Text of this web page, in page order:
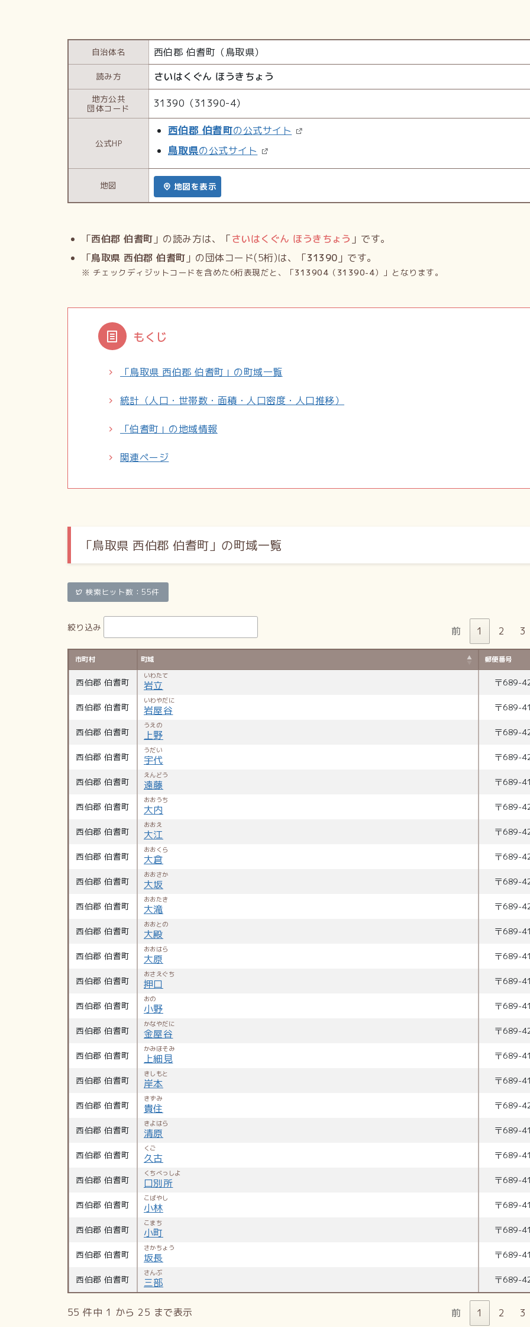
自治体名 西伯郡 伯耆町（鳥取県）
読み方 さいはくぐん ほうきちょう
地方公共
団体コード
31390（31390-4）
公式HP
西伯郡 伯耆町の公式サイト
鳥取県の公式サイト
地図 地図を表示
「西伯郡 伯耆町 」の読み方は、「さいはくぐん ほうきちょう 」です。
「鳥取県 西伯郡 伯耆町 」の団体コード(5桁)は、「31390 」です。
※ チェックディジットコードを含めた6桁表現だと、「313904 （ 31390-4）」となります。
もくじ
「鳥取県 西伯郡 伯耆町」の町域一覧
統計（人口・世帯数・面積・人口密度・人口推移）
「伯耆町」の地域情報
関連ページ
「鳥取県 西伯郡 伯耆町」の町域一覧
検索ヒット数：55件
絞り込み 前 1 2 3
市町村 町域 郵便番号
西伯郡 伯耆町
いわたて
岩立 〒689-
西伯郡 伯耆町
いわやだに
岩屋谷 〒689-
西伯郡 伯耆町
うえの
上野 〒689-
西伯郡 伯耆町
うだい
宇代 〒689-
西伯郡 伯耆町
えんどう
遠藤 〒689-
西伯郡 伯耆町
おおうち
大内 〒689-
西伯郡 伯耆町
おおえ
大江 〒689-
西伯郡 伯耆町
おおくら
大倉 〒689-
西伯郡 伯耆町
おおさか
大坂 〒689-
西伯郡 伯耆町
おおたき
大滝 〒689-
西伯郡 伯耆町
おおとの
大殿 〒689-
西伯郡 伯耆町
おおはら
大原 〒689-
西伯郡 伯耆町
おさえぐち
押口 〒689-
西伯郡 伯耆町
おの
小野 〒689-
西伯郡 伯耆町
かなやだに
金屋谷 〒689-
西伯郡 伯耆町
かみほそみ
上細見 〒689-
西伯郡 伯耆町
きしもと
岸本 〒689-
西伯郡 伯耆町
きずみ
貴住 〒689-
西伯郡 伯耆町
きよはら
清原 〒689-
西伯郡 伯耆町
くご
久古 〒689-
西伯郡 伯耆町
くちべっしよ
口別所 〒689-
西伯郡 伯耆町
こばやし
小林 〒689-
西伯郡 伯耆町
こまち
小町 〒689-
西伯郡 伯耆町
さかちょう
坂長 〒689-
西伯郡 伯耆町
さんぶ
三部 〒689-
55 件中 1 から 25 まで表示 前 1 2 3